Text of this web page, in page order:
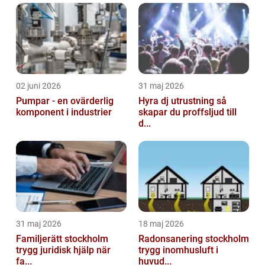
02 juni 2026
Pumpar - en ovärderlig
komponent i industrier
31 maj 2026
Hyra dj utrustning så
skapar du proffsljud till
d...
31 maj 2026
Familjerätt stockholm
trygg juridisk hjälp när
fa...
18 maj 2026
Radonsanering stockholm
trygg inomhusluft i
huvud...